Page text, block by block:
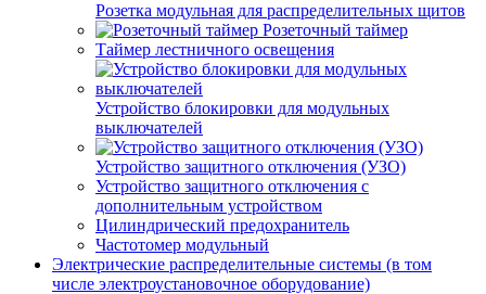
Розетка модульная для распределительных щитов
Розеточный таймер
Таймер лестничного освещения
Устройство блокировки для модульных
выключателей
Устройство защитного отключения (УЗО)
Устройство защитного отключения с
дополнительным устройством
Цилиндрический предохранитель
Частотомер модульный
Электрические распределительные системы (в том
числе электроустановочное оборудование)